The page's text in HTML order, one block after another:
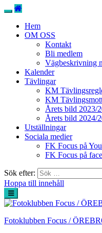
Hem
OM OSS
Kontakt
Bli medlem
Vägbeskrivning
Kalender
Tävlingar
KM
KM
Årets bild 2023/
Årets bild 2024/
Utställningar
Sociala medier
FK Focus på
FK Focus på
Sök efter:
Hoppa till innehåll
Fotoklubben Focus /